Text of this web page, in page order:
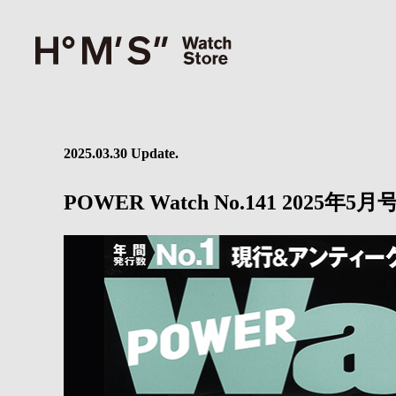
2025.03.30 Update.
POWER Watch No.141 2025年5月